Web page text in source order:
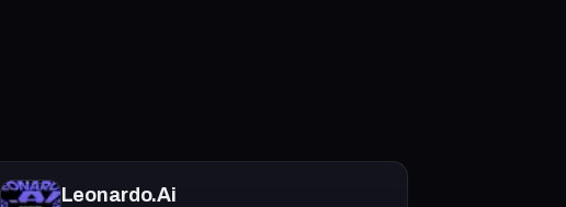
Leonardo.Ai